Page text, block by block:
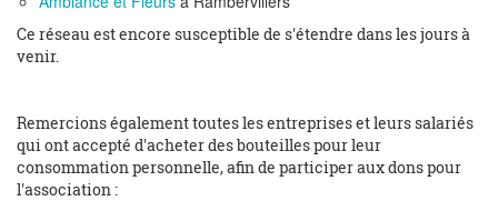
Ce réseau est encore susceptible de s'étendre dans les jours à
venir.
Remercions également toutes les entreprises et leurs salariés
qui ont accepté d'acheter des bouteilles pour leur
consommation personnelle, afin de participer aux dons pour
l'association :